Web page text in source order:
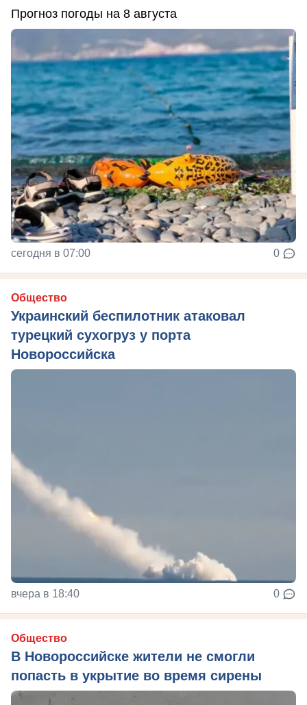
Прогноз погоды на 8 августа
сегодня в 07:00 0
Общество
Украинский беспилотник атаковал
турецкий сухогруз у порта
Новороссийска
вчера в 18:40 0
Общество
В Новороссийске жители не смогли
попасть в укрытие во время сирены